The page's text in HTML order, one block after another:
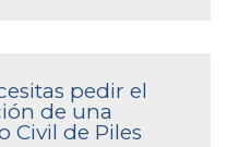
pedir el
de una
Civil de Piles